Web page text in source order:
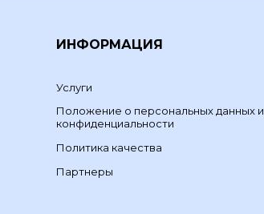
ИНФОРМАЦИЯ
Услуги
Положение о персональных данных и
конфиденциальности
Политика качества
Партнеры